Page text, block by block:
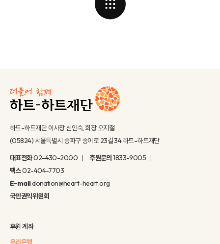
하트-하트재단 이사장 신인숙, 회장 오지철
(05824) 서울특별시 송파구 송이로 23길 34 하트-하트재단
대표전화02-430-2000 후원문의1833-9005
팩스02-404-7703
E-maildonation@heart-heart.org
국민권익위원회
후원 계좌
우리은행